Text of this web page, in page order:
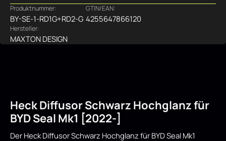
Produktnummer:
BY-SE-1-RD1G+RD2-G
GTIN/EAN:
4255647866120
Hersteller:
MAXTON DESIGN
Heck Diffusor Schwarz Hochglanz für
BYD Seal Mk1 [2022-]
Der Heck Diffusor Schwarz Hochglanz für BYD Seal Mk1